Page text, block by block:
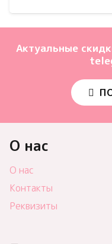
Актуальные
О нас
О нас
Контакты
Реквизиты